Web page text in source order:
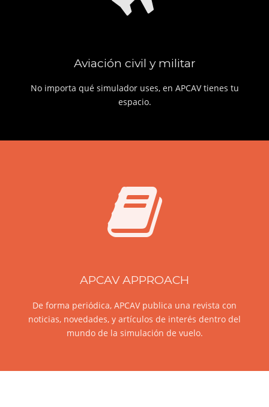
Aviación civil y militar
No importa qué simulador uses, en APCAV tienes tu
espacio.
APCAV APPROACH
De forma periódica, APCAV publica una revista con
noticias, novedades, y artículos de interés dentro del
mundo de la simulación de vuelo.